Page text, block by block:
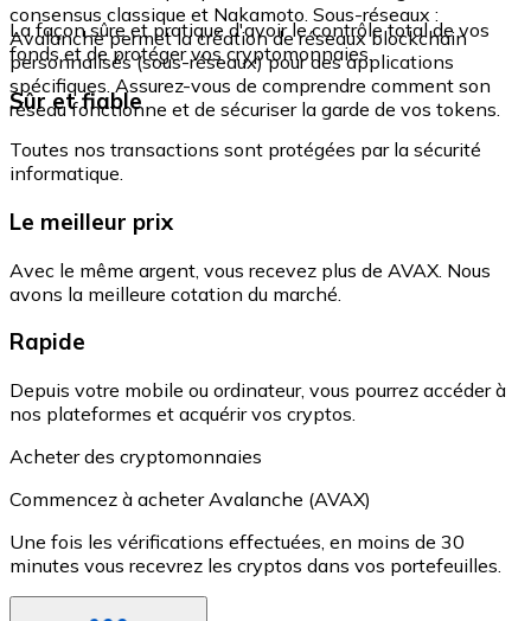
consensus classique et Nakamoto. Sous-réseaux :
Avalanche permet la création de réseaux blockchain
personnalisés (sous-réseaux) pour des applications
spécifiques. Assurez-vous de comprendre comment son
réseau fonctionne et de sécuriser la garde de vos tokens.
La façon sûre et pratique d'avoir le contrôle total de vos
fonds et de protéger vos cryptomonnaies.
Sûr et fiable
Toutes nos transactions sont protégées par la sécurité
informatique.
Le meilleur prix
Avec le même argent, vous recevez plus de AVAX. Nous
avons la meilleure cotation du marché.
Rapide
Depuis votre mobile ou ordinateur, vous pourrez accéder à
nos plateformes et acquérir vos cryptos.
Acheter des cryptomonnaies
Commencez à acheter Avalanche (AVAX)
Une fois les vérifications effectuées, en moins de 30
minutes vous recevrez les cryptos dans vos portefeuilles.